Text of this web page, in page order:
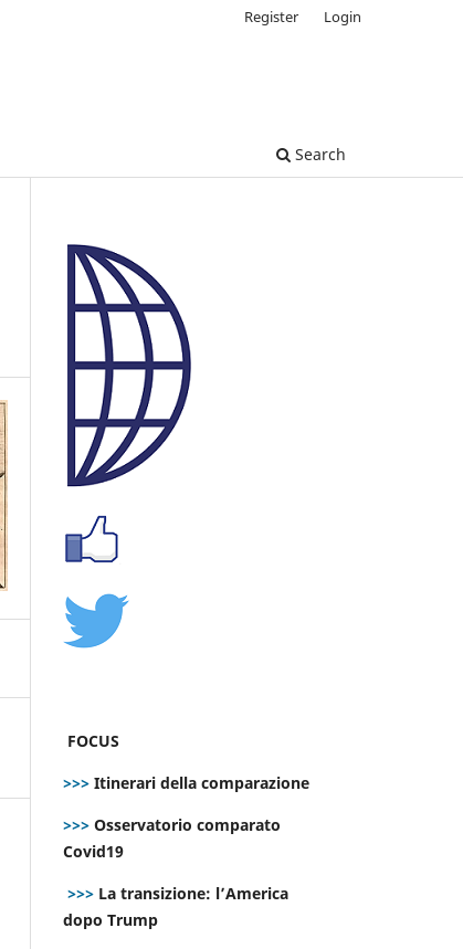
Search
Register Login
FOCUS
>>> Itinerari della comparazione
>>> Osservatorio comparato
Covid19
>>> La transizione: l’America
dopo Trump